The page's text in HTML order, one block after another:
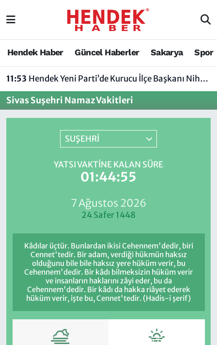
Hendek Haber Güncel Haberler Sakarya Spor
11:53 Hendek Yeni Parti’de Kurucu İlçe Başkanı Nihat Bayraktar Oldu
Sivas Suşehri Namaz Vakitleri
SUŞEHRİ
YATSI VAKTINE KALAN SÜRE
01:44:55
7 Ağustos 2026
24 Safer 1448
Kâdılar üçtür. Bunlardan ikisi Cehennem'dedir, biri
Cennet'tedir. Bir adam, verdiği hükmün haksız
olduğunu bile bile haksız yere hüküm verir, bu
Cehennem'dedir. Bir kâdı bilmeksizin hüküm verir
ve insanların haklarını zâyi eder, bu da
Cehennem'dedir. Bir kâdı da hakka riâyet ederek
hüküm verir, işte bu, Cennet'tedir. (Hadis-i şerif)
Hendek Haber
Spor
Nöbetçi Eczaneler
Vefat Edenler
Hendek Haber
Sakarya
Hakkında
Hendek Haber Reklam Servisi
Sakarya Nöbetçi Eczaneler
Sakarya Trafik Yoğunluk Haritası
Süper Lig Puan Durumu ve Fikstür
Tüm Manşetler
Son Dakika Haberleri